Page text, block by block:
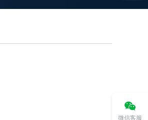
微信客服